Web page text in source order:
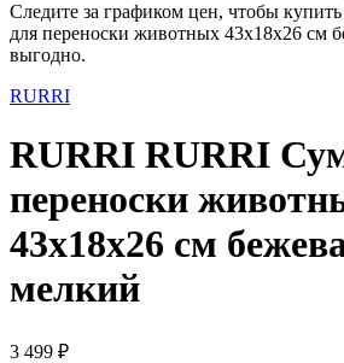
Следите за графиком цен, чтобы
для переноски животных 43х18х26 см
выгодно.
RURRI
RURRI RURRI
переноски
43х18х26 см
мелкий
3 499 ₽